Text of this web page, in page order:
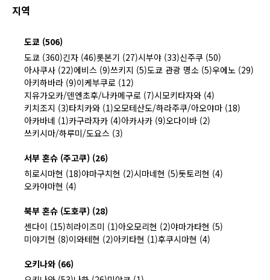
지역
도쿄 (506)
도쿄 (360)긴자 (46)롯본기 (27)시부야 (33)신주쿠 (50)
아사쿠사 (22)에비스 (9)쓰키지 (5)도쿄 관광 명소 (5)우에노 (29)
아키하바라 (9)이케부쿠로 (12)
지유가오카/덴엔초후/나카메구로 (7)시모키타자와 (4)
키치조지 (3)타치카와 (1)오모테산도/하라주쿠/아오야마 (18)
아카바네 (1)카구라자카 (4)아카사카 (9)오다이바 (2)
쓰키시마/하루미/도요스 (3)
서부 혼슈 (주고쿠) (26)
히로시마현 (18)야마구치현 (2)시마네현 (5)돗토리현 (4)
오카야마현 (4)
북부 혼슈 (도호쿠) (28)
센다이 (15)히라이즈미 (1)아오모리현 (2)야마가타현 (5)
미야기현 (8)이와테현 (2)아키타현 (1)후쿠시마현 (4)
오키나와 (66)